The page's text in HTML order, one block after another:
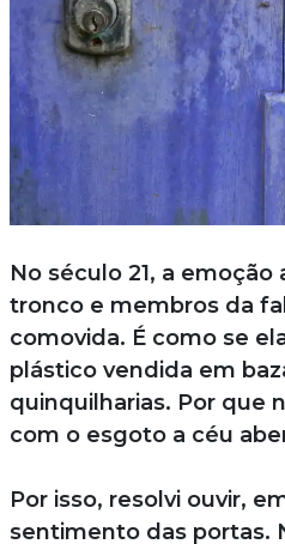
No século 21, a emoção
tronco e membros da
comovida. É como se
plástico vendida em
quinquilharias. Por que
com o esgoto a céu
Por isso, resolvi ouvir,
sentimento das portas.